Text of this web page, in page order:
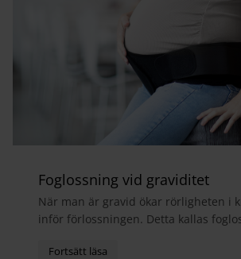
Foglossning vid graviditet
När man är gravid ökar rörligheten i
inför förlossningen. Detta kallas